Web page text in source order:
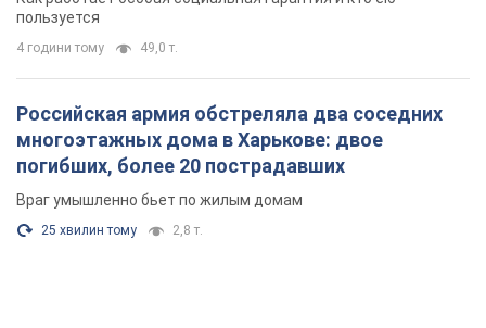
пользуется
4 години тому 49,0 т.
Российская армия обстреляла два соседних
многоэтажных дома в Харькове: двое
погибших, более 20 пострадавших
Враг умышленно бьет по жилым домам
25 хвилин тому 2,8 т.